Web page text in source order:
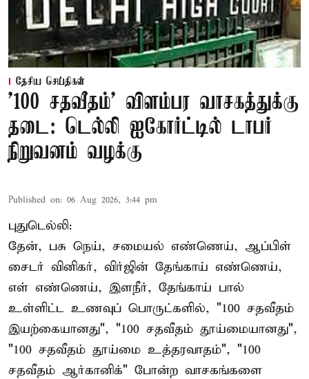
தேசிய செய்திகள்
'100 சதவீதம்' விளம்பர வாசகத்துக்கு
தடை: டெல்லி ஐகோர்ட்டில் டாபர்
நிறுவனம் வழக்கு
Published on: 06 Aug 2026, 3:44 pm
புதுடெல்லி:
தேன், பசு நெய், சமையல் எண்ணெய், ஆப்பிள்
சைடர் வினிகர், விர்ஜின் தேங்காய் எண்ணெய்,
எள் எண்ணெய், இளநீர், தேங்காய் பால்
உள்ளிட்ட உணவுப் பொருட்களில், "100 சதவீதம்
இயற்கையானது", "100 சதவீதம் தூய்மையானது",
"100 சதவீதம் தூய்மை உத்தரவாதம்", "100
சதவீதம் ஆர்கானிக்" போன்ற வாசகங்களை